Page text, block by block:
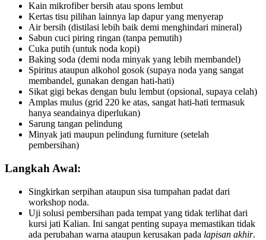
Kain mikrofiber bersih atau spons lembut
Kertas tisu pilihan lainnya lap dapur yang menyerap
Air bersih (distilasi lebih baik demi menghindari mineral)
Sabun cuci piring ringan (tanpa pemutih)
Cuka putih (untuk noda kopi)
Baking soda (demi noda minyak yang lebih membandel)
Spiritus ataupun alkohol gosok (supaya noda yang sangat
membandel, gunakan dengan hati-hati)
Sikat gigi bekas dengan bulu lembut (opsional, supaya celah)
Amplas mulus (grid 220 ke atas, sangat hati-hati termasuk
hanya seandainya diperlukan)
Sarung tangan pelindung
Minyak jati maupun pelindung furniture (setelah
pembersihan)
Langkah Awal:
Singkirkan serpihan ataupun sisa tumpahan padat dari
workshop noda.
Uji solusi pembersihan pada tempat yang tidak terlihat dari
kursi jati Kalian. Ini sangat penting supaya memastikan tidak
ada perubahan warna ataupun kerusakan pada lapisan akhir.